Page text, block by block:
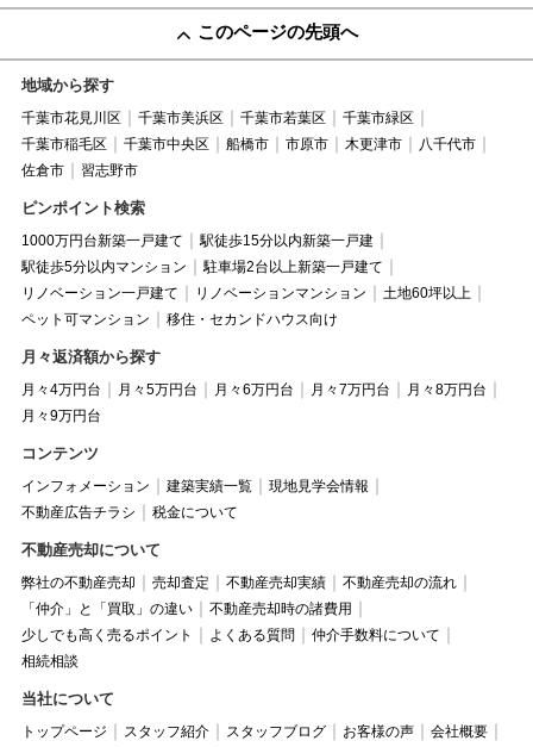
このページの先頭へ
地域から探す
千葉市花見川区 千葉市美浜区 千葉市若葉区
千葉市緑区
千葉市稲毛区
千葉市中央区 船橋市 市原市 木更津市
八千代市
佐倉市
習志野市
ピンポイント検索
1000万円台新築一戸建て
駅徒歩15分以内新築一戸建
駅徒歩5分以内マンション
駐車場2台以上新築一戸建て
リノベーション一戸建て
リノベーションマンション
土地60坪以上
ペット可マンション
移住・セカンドハウス向け
月々返済額から探す
月々4万円台 月々5万円台 月々6万円台 月々7万円台
月々8万円台
月々9万円台
コンテンツ
インフォメーション 建築実績一覧
現地見学会情報
不動産広告チラシ
税金について
不動産売却について
弊社の不動産売却 売却査定 不動産売却実績
不動産売却の流れ
「仲介」と「買取」の違い
不動産売却時の諸費用
少しでも高く売るポイント
よくある質問
仲介手数料について
相続相談
当社について
トップページ スタッフ紹介 スタッフブログ お客様の声
会社概要